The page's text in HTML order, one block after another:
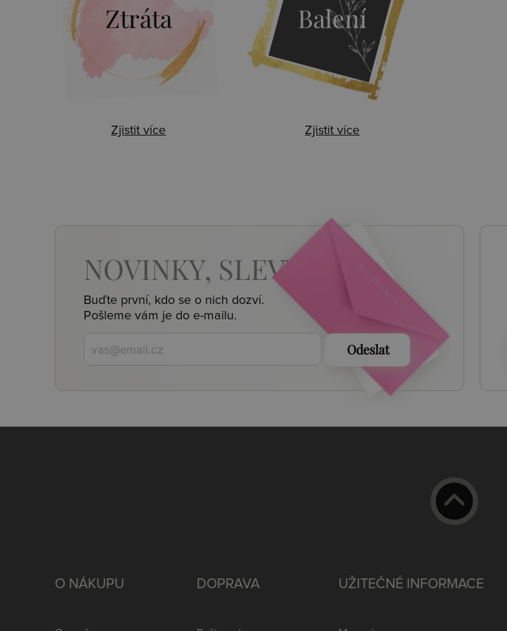
Ztráta
Zjistit více
Balení
Zjistit více
NOVINKY, SLEVY, AKCE
Buďte první, kdo se o nich dozví.
Pošleme vám je do e-mailu.
Odeslat
O NÁKUPU DOPRAVA UŽITEČNÉ INFORMACE